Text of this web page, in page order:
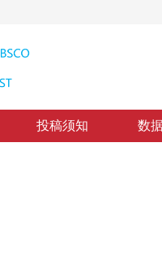
投稿须知 数